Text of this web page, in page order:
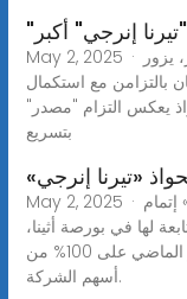
إنرجي" أكبر
May 2, 2025 · وفد من "مصدر" برئاسة سلطان أحمد الجابر، يزور
بالتزامن مع استكمال
يعكس التزام "مصدر"
بتسريع
May 2, 2025 · أعلنت شركة أبوظبي لطاقة المستقبل «مصدر» إتمام
لها في بورصة أثينا،
وذلك بعد استكمال استحواذ «مصدر» الشهر الماضي على 100% من
أسهم الشركة.